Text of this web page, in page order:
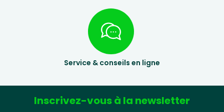
Service & conseils en ligne
Inscrivez-vous à la newsletter